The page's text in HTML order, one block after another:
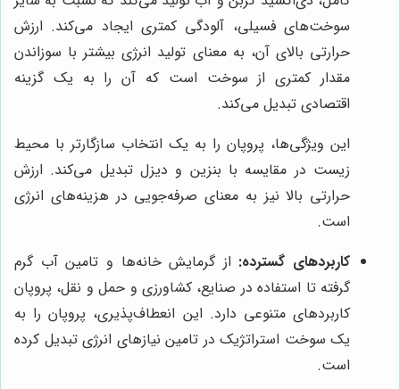
سوخت‌های فسیلی، آلودگی کمتری ایجاد می‌کند. ارزش
حرارتی بالای آن، به معنای تولید انرژی بیشتر با سوزاندن
مقدار کمتری از سوخت است که آن را به یک گزینه
اقتصادی تبدیل می‌کند.
این ویژگی‌ها، پروپان را به یک انتخاب سازگارتر با محیط
زیست در مقایسه با بنزین و دیزل تبدیل می‌کند. ارزش
حرارتی بالا نیز به معنای صرفه‌جویی در هزینه‌های انرژی
است.
کاربردهای گسترده: از گرمایش خانه‌ها و تامین آب گرم
گرفته تا استفاده در صنایع، کشاورزی و حمل و نقل، پروپان
کاربردهای متنوعی دارد. این انعطاف‌پذیری، پروپان را به
یک سوخت استراتژیک در تامین نیازهای انرژی تبدیل کرده
است.